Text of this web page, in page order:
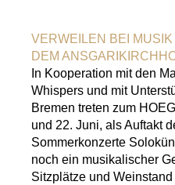
VERWEILEN BEI
DEM
In Kooperation mit den
Whispers und mit
Bremen treten zum
und 22. Juni, als Auftakt
Sommerkonzerte
noch ein musikalischer
Sitzplätze und